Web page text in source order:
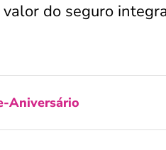
valor do seguro
Aniversário